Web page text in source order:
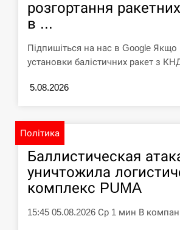
розгортання
в ...
Підпишіться на нас в Google Якщо
установки балістичних ракет з
5.08.2026
Політика
Баллистическая
уничтожила
комплекс PUMA
15:45 05.08.2026 Ср 1 мин В